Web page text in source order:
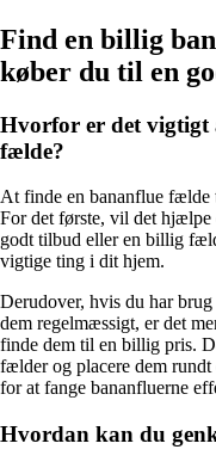
Find en billig
køber du til en
Hvorfor er det vigtigt
fælde?
At finde en bananflue fælde
For det første, vil det hjælpe
godt tilbud eller en billig
vigtige ting i dit hjem.
Derudover, hvis du har
dem regelmæssigt, er det
finde dem til en billig pris.
fælder og placere dem
for at fange bananfluerne
Hvordan kan du